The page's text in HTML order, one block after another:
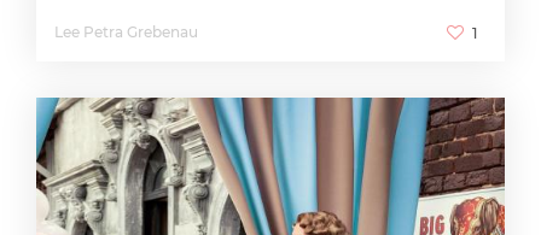
Lee Petra Grebenau 1